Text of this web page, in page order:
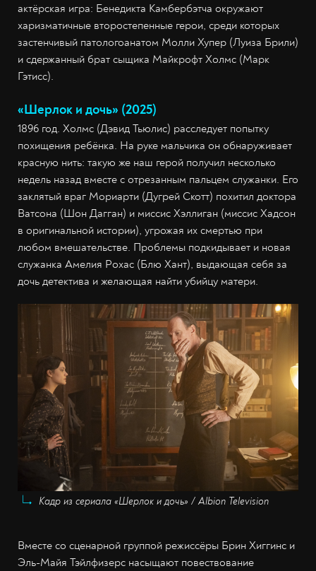
актёрская игра: Бенедикта Камбербэтча окружают
харизматичные второстепенные герои, среди которых
застенчивый патологоанатом Молли Хупер (Луиза Брили)
и сдержанный брат сыщика Майкрофт Холмс (Марк
Гэтисс).
«Шерлок и дочь» (2025)
1896 год. Холмс (Дэвид Тьюлис) расследует попытку
похищения ребëнка. На руке мальчика он обнаруживает
красную нить: такую же наш герой получил несколько
недель назад вместе с отрезанным пальцем служанки. Его
заклятый враг Мориарти (Дугрей Скотт) похитил доктора
Ватсона (Шон Дагган) и миссис Хэллиган (миссис Хадсон
в оригинальной истории), угрожая их смертью при
любом вмешательстве. Проблемы подкидывает и новая
служанка Амелия Рохас (Блю Хант), выдающая себя за
дочь детектива и желающая найти убийцу матери.
Кадр из сериала «Шерлок и дочь» / Albion Television
Вместе со сценарной группой режиссёры Брин Хиггинс и
Эль-Майя Тэйлфизерс насыщают повествование